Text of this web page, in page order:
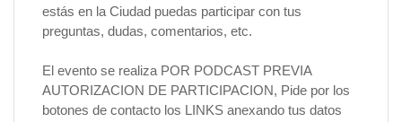
estás en la Ciudad puedas participar con tus
preguntas, dudas, comentarios, etc.
El evento se realiza POR PODCAST PREVIA
AUTORIZACION DE PARTICIPACION, Pide por los
botones de contacto los LINKS anexando tus datos